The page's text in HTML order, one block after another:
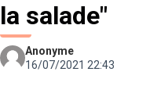
la salade"
Anonyme
16/07/2021 22:43